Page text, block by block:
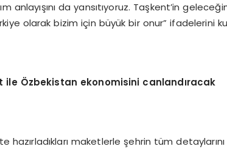
anlayışını da yansıtıyoruz. Taşkent’in
olarak bizim için büyük bir onur” ifadelerini
ile Özbekistan ekonomisini canlandıracak
hazırladıkları maketlerle şehrin tüm